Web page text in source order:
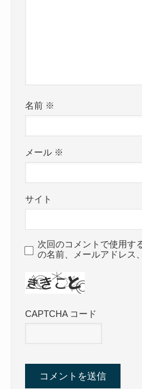
名前 ※
メール ※
サイト
次回のコメントで使用す
の名前、メールアドレス
CAPTCHA コード